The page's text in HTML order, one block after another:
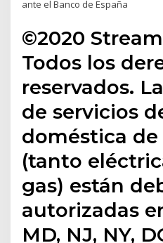
ante el Banco de España
©2020
Todos los
reservados.
de servicios
doméstica de
(tanto
gas) están
autorizadas
MD, NJ, NY,